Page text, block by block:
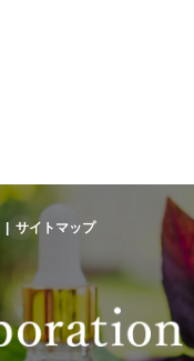
サイトマップ